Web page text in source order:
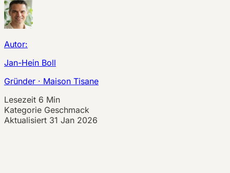
Autor:
Jan-Hein Boll
Gründer · Maison Tisane
Lesezeit 6 Min
Kategorie Geschmack
Aktualisiert 31 Jan 2026